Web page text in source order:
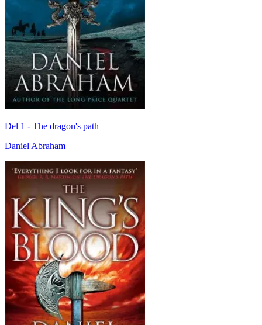
Del 1 - The dragon's path
Daniel Abraham